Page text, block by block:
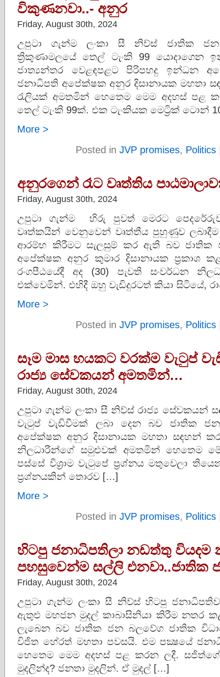
විකුණනවා..- අනුර
Friday, August 30th, 2024
උපුටා ගැන්ම ලංකා සී නිව්ස් ජාතික
ත්‍රිකුණාමලයේ තෙල් ටැංකි 99 යොදාගෙන
ජාත්‍යන්තර වෙළඳපළට පිරිපහදු ඉන්ධන
ජනාධිපති අපේක්ෂක අනුර දිසානායක මහතා
රැලියක් අමතමින් හෙතෙම මෙම අදහස් පළ
තෙල් ටැංකි 99ක්. එක ටැංකියක මෙට්‍රික් ටොන්
More >
Posted in JVP promises, Politics
අනුරගෙන් රෑට වෘත්තිය
Friday, August 30th, 2024
උපුටා ගැන්ම හිරු පුවත් මෙරට
වෘත්කයින් වෙනුවෙන් වෘත්තීය පුහුණුව ලබාදීම
ආරම්භ කිරීමට සැලසුම් කර ඇති බව ජාතික
අපේක්ෂක අනුර කුමාර දිසානායක ප්‍රකාශ
රංගපීඨයේදී අද (30) පැවති සංවර්ධන
එක්වෙමින්. එහිදී ඔහු වැඩිදුරටත් කියා සිටියේ,
More >
Posted in JVP promises, Politics
සෑම මාස හයකට වරක්ම වැටුප්
රාජ්‍ය සේවකයන් අමතමින්…
Friday, August 30th, 2024
උපුටා ගැන්ම ලංකා සී නිව්ස් රාජ්‍ය සේවකයන්
වැටුප් වැඩිවීමක් ලබා දෙන බව ජාතික
අපේක්ෂක අනුර දිසානායක මහතා සඳහන්
නිලධාරීන්ගේ සමුළුවක් අමතමින් හෙතෙම
පස්සේ විශ්‍රාම වැටුපේ ප්‍රශ්නය මතුවෙලා
ප්‍රශ්නයකින් තොරව […]
More >
Posted in JVP promises, Politics
හිටපු ජනාධිපතිලා නඩත්තු වියදම
පහසුවෙන්ම සල්ලි එනවා..ජාතික
Friday, August 30th, 2024
උපුටා ගැන්ම ලංකා සී නිව්ස් හිටපු
ඇතුළු මහජන මුදල් කාබාසිනියා කිරීම නතර
ලැබෙන බව ජාතික ජන බලවේග ජාතික
විජිත හේරත් මහතා පවසයි. එම පක්‍ෂයේ
හෙතෙම මෙම අදහස් පළ කරන ලදී.
මුදලින්ද? ජනතා මුදලින්. ඒ මුදල් […]